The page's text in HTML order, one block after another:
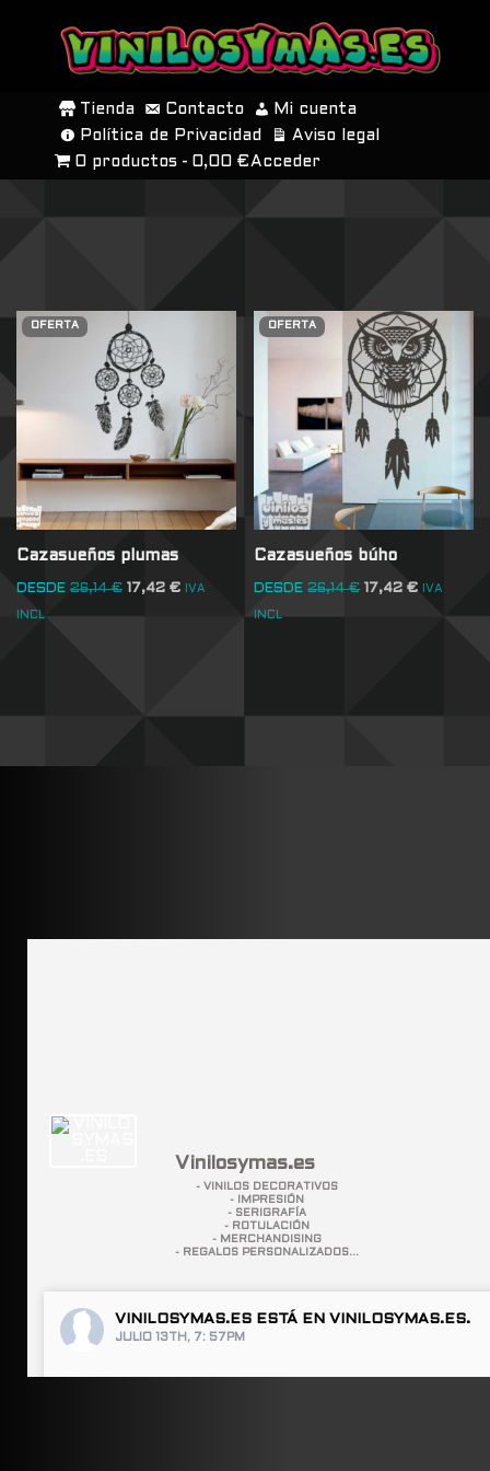
SALTAR
CONTENIDO
Tienda Contacto
Mi cuenta
Política de Privacidad
Aviso legal
0 productos
0,00 € Acceder
OFERTA
Cazasueños plumas
DESDE 26,14€ 17,42 € IVA
INCL
OFERTA
Cazasueños búho
DESDE 26,14€ 17,42€ IVA
INCL
Vinilosymas.es
- VINILOS DECORATIVOS
- IMPRESIÓN
- SERIGRAFÍA
- ROTULACIÓN
- MERCHANDISING
- REGALOS PERSONALIZADOS...
VINILOSYMAS.ES ESTÁ EN VINILOSYMAS.ES.
JULIO 13TH, 7: 57PM